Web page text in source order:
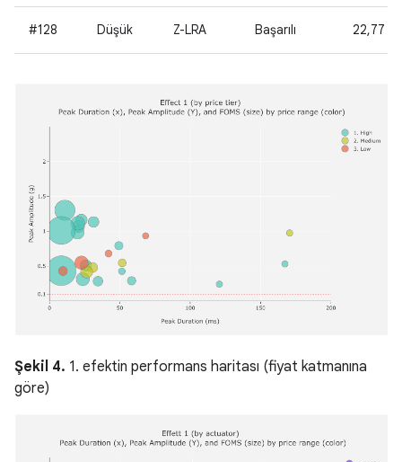
#128 Düşük Z-LRA Başarılı 22,77
Şekil 4. 1. efektin performans haritası (fiyat katmanına
göre)